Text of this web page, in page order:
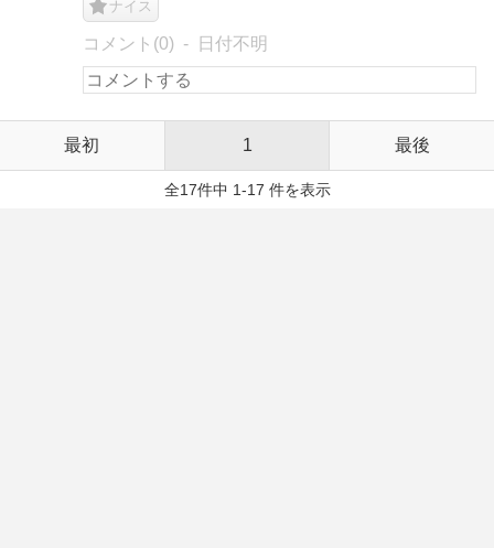
ナイス
コメント(0) 日付不明
最初 1 最後
全17件中 1-17 件を表示